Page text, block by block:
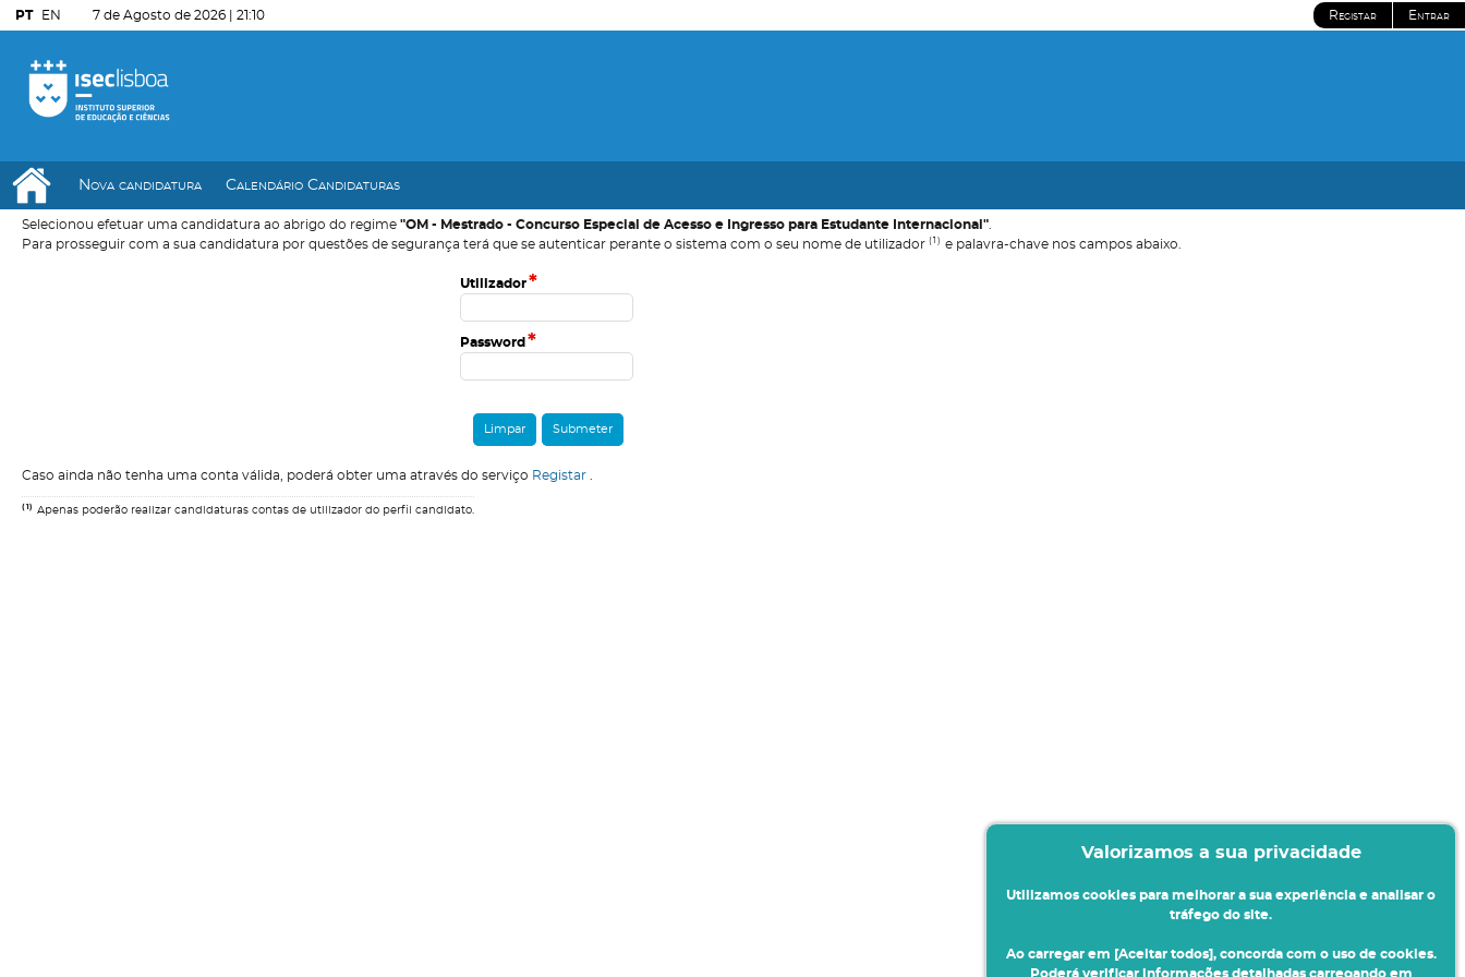
PT EN 7 de Agosto de 2026 | 21:10 Registar Entrar
Nova candidatura Calendário Candidaturas
Selecionou efetuar uma candidatura ao abrigo do regime "OM - Mestrado - Concurso Especial de Acesso e Ingresso para Estudante Internacional"
Para prosseguir com a sua candidatura por questões de segurança terá que se autenticar perante o sistema com o seu nome de utilizador (1) e palavra-chave nos campos abaixo.
Utilizador*
Password *
Caso ainda não tenha uma conta válida, poderá obter uma através do serviço Registar
(1) Apenas poderão realizar candidaturas contas de utilizador do perfil candidato.
Valorizamos a sua privacidade
Utilizamos cookies para melhorar a sua experiência e analisar o
tráfego do site.
Ao carregar em [Aceitar todos], concorda com o uso de cookies.
Poderá verificar informações detalhadas carregando em